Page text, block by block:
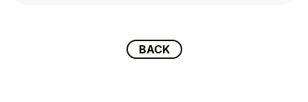
BACK